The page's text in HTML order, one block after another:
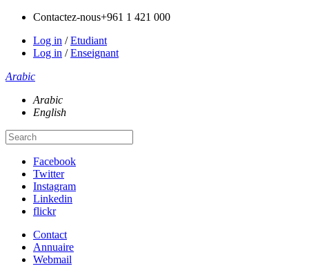
Contactez-nous+961 1 421 000
Log in /Etudiant
Log in /Enseignant
Arabic
Arabic
English
Facebook
Twitter
Instagram
Linkedin
flickr
Contact
Annuaire
Webmail